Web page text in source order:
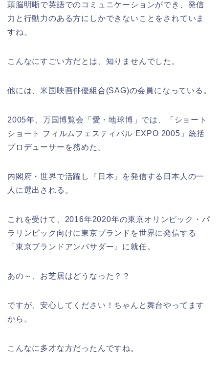
頭脳明晰で英語でのコミュニケーションができ、発信
力と行動力のある方にしかできないことをされていま
すね。
こんなにすごい方だとは、知りませんでした。
他には、米国映画俳優組合(SAG)の会員になっている。
2005年、万国博覧会「愛・地球博」では、「ショート
ショート フィルムフェスティバル EXPO 2005」統括
プロデューサーを務めた。
内閣府・世界で活躍し『日本』を発信する日本人の一
人に選出される。
これを受けて、2016年2020年の東京オリンピック・パ
ラリンピック向けに東京ブランドを世界に発信する
「東京ブランドアンバサダー』に就任。
あの～、お芝居はどうなった？？
ですが、安心してください！ちゃんと舞台やってます
から。
こんなに多才な方だったんですね。